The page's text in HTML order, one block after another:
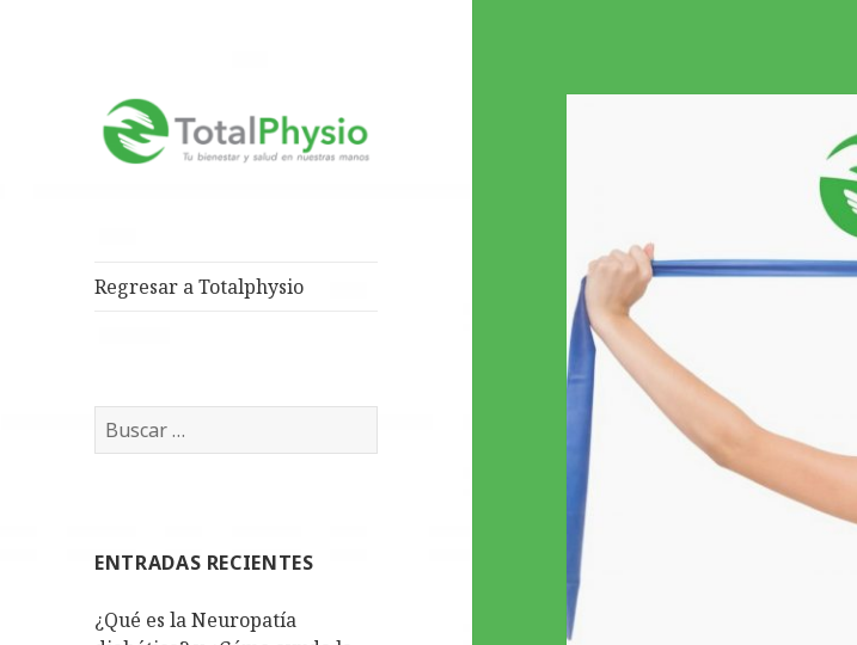
Regresar a Totalphysio
Buscar:
ENTRADAS RECIENTES
¿Qué es la Neuropatía